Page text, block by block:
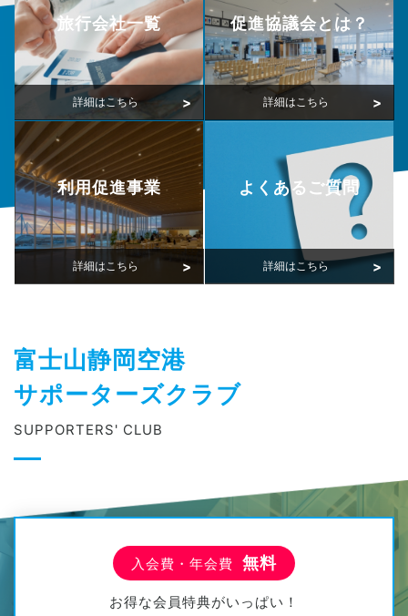
旅行会社一覧 促進協議会とは？
利用促進事業 よくあるご質問
富士山静岡空港
サポーターズクラブ
SUPPORTERS' CLUB
入会費・年会費 無料
お得な会員特典がいっぱい！